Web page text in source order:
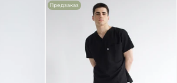
Предзаказ